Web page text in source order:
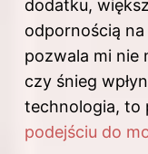
dodatku,
odpornością
pozwala mi nie
czy śnieg
technologia, to
podejściu do